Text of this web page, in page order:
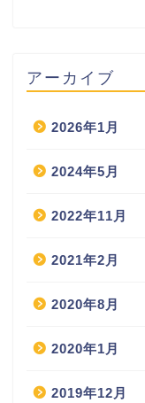
アーカイブ
2026年1月
2024年5月
2022年11月
2021年2月
2020年8月
2020年1月
2019年12月